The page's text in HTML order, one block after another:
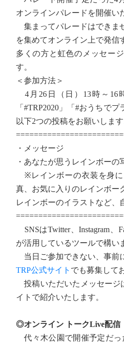
オンラインパレードを開催い
集まってパレードはできま
を集めてオンライン上で発信
多くの方と虹色のメッセー
す。
＜参加方法＞
4月26日（日）13時～16
「#TRP2020」「#おうちで
以下2つの投稿をお願いします
・メッセージ
・あなたが思うレインボーの
※レインボーの衣装を身に
真、お気に入りのレインボー
レインボーのイラストなど、
SNSはTwitter、Instagram、
が活用しているツールで構い
当日ご参加できない、事前
TRP公式サイト でも募集して
投稿いただいたメッセージ
イトで紹介いたします。
◎オンライン トークLive配信
代々木公園で開催予定だっ